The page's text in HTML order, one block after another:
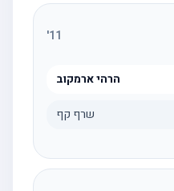
11
'
הרהי ארמקוב
שרף קף